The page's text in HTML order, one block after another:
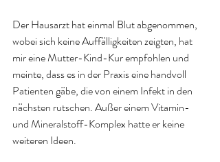
Der Hausarzt hat einmal Blut abgenommen,
wobei sich keine Auffälligkeiten zeigten, hat
mir eine Mutter-Kind-Kur empfohlen und
meinte, dass es in der Praxis eine handvoll
Patienten gäbe, die von einem Infekt in den
nächsten rutschen. Außer einem Vitamin-
und Mineralstoff-Komplex hatte er keine
weiteren Ideen.